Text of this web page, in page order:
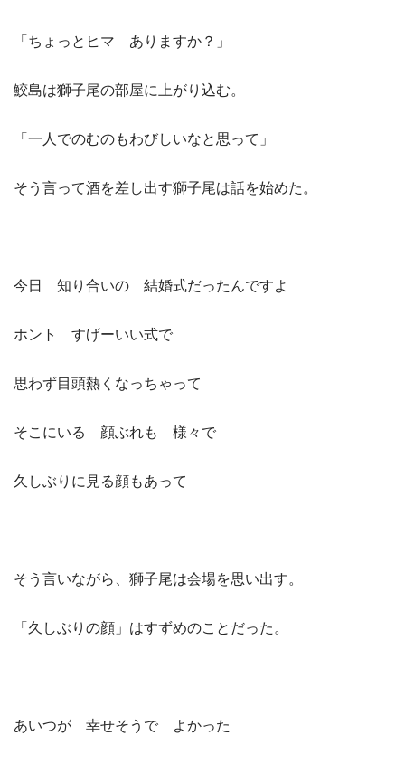
「ちょっとヒマ ありますか？」
鮫島は獅子尾の部屋に上がり込む。
「一人でのむのもわびしいなと思って」
そう言って酒を差し出す獅子尾は話を始めた。
今日 知り合いの 結婚式だったんですよ
ホント すげーいい式で
思わず目頭熱くなっちゃって
そこにいる 顔ぶれも 様々で
久しぶりに見る顔もあって
そう言いながら、獅子尾は会場を思い出す。
「久しぶりの顔」はすずめのことだった。
あいつが 幸せそうで よかった